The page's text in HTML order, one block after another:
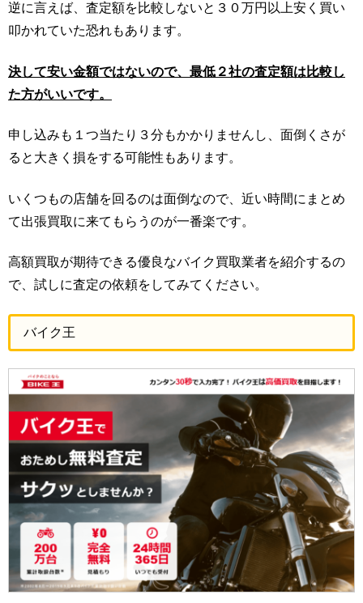
逆に言えば、査定額を比較しないと３０万円以上安く買い
叩かれていた恐れもあります。
決して安い金額ではないので、最低２社の査定額は比較し
た方がいいです。
申し込みも１つ当たり３分もかかりませんし、面倒くさが
ると大きく損をする可能性もあります。
いくつもの店舗を回るのは面倒なので、近い時間にまとめ
て出張買取に来てもらうのが一番楽です。
高額買取が期待できる優良なバイク買取業者を紹介するの
で、試しに査定の依頼をしてみてください。
バイク王